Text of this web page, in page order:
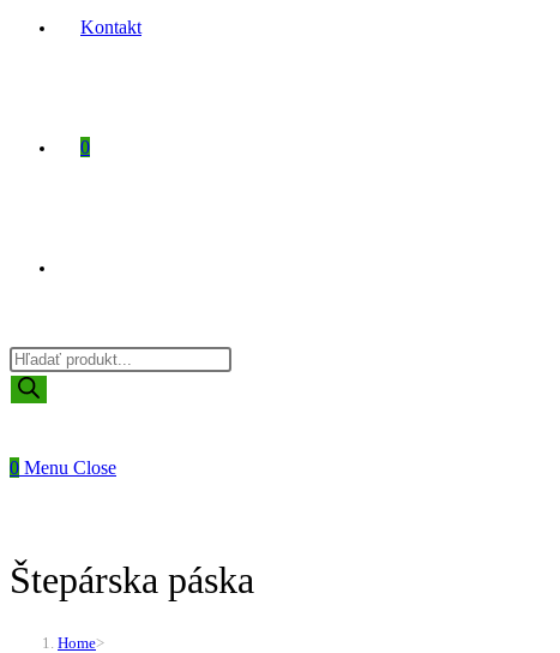
Kontakt
0
Products
search
0 Menu Close
Štepárska páska
Home>